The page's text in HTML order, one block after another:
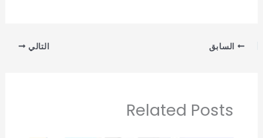
السابق التالي
Related Posts